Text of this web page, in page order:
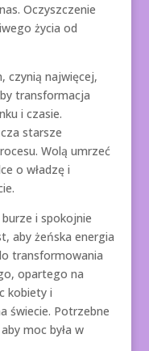
Oczyszczenie
życia od
czynią najwięcej,
transformacja
i czasie.
starsze
Wolą umrzeć
o władzę i
i spokojnie
aby żeńska energia
transformowania
opartego na
kobiety i
świecie. Potrzebne
moc była w